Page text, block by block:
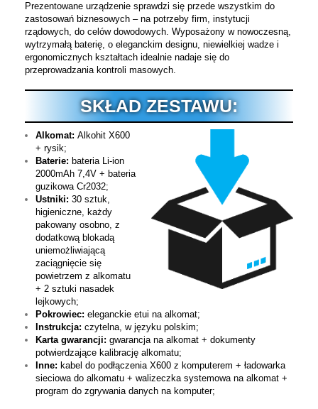
Prezentowane urządzenie sprawdzi się przede wszystkim do
zastosowań biznesowych – na potrzeby firm, instytucji
rządowych, do celów dowodowych. Wyposażony w nowoczesną,
wytrzymałą baterię, o eleganckim designu, niewielkiej wadze i
ergonomicznych kształtach idealnie nadaje się do
przeprowadzania kontroli masowych.
SKŁAD ZESTAWU:
Alkomat: Alkohit X600
+ rysik;
Baterie: bateria Li-ion
2000mAh 7,4V + bateria
guzikowa Cr2032;
Ustniki: 30 sztuk,
higieniczne, każdy
pakowany osobno, z
dodatkową blokadą
uniemożliwiającą
zaciągnięcie się
powietrzem z alkomatu
+ 2 sztuki nasadek
lejkowych;
Pokrowiec: eleganckie etui na alkomat;
Instrukcja: czytelna, w języku polskim;
Karta gwarancji: gwarancja na alkomat + dokumenty
potwierdzające kalibrację alkomatu;
Inne: kabel do podłączenia X600 z komputerem + ładowarka
sieciowa do alkomatu + walizeczka systemowa na alkomat +
program do zgrywania danych na komputer;